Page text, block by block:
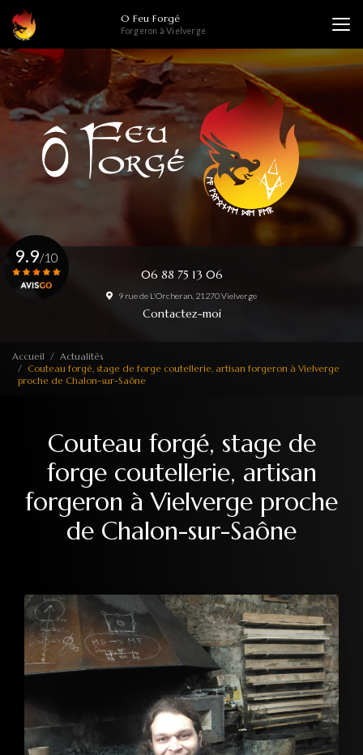
contenu
principal
O Feu Forgé
Forgeron à Vielverge
06 88 75 13 06
9 rue de L'Orcheran, 21270 Vielverge
Contactez-moi
9.9/10
Accueil
Actualités
Couteau forgé, stage de forge coutellerie, artisan forgeron à Vielverge
proche de Chalon-sur-Saône
Couteau forgé, stage de
forge coutellerie, artisan
forgeron à Vielverge proche
de Chalon-sur-Saône